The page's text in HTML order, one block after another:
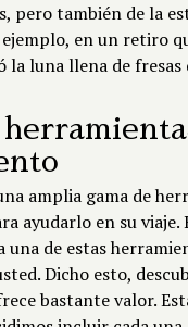
pero también de la
en un retiro
la luna llena de
amplia gama de
ayudarlo en su viaje.
una de estas
Dicho esto,
bastante valor.